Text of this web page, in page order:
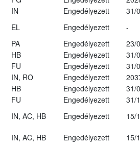
IN Engedélyezett
31/
EL Engedélyezett
-
PA Engedélyezett
23/
HB Engedélyezett
31/
FU Engedélyezett
31/
IN, RO Engedélyezett
HB Engedélyezett
31/
FU Engedélyezett
31/
IN, AC, HB Engedélyezett
15/
IN, AC, HB Engedélyezett
15/